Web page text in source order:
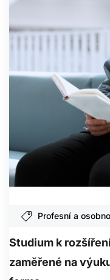
Profesní a
Studium k
zaměřené na